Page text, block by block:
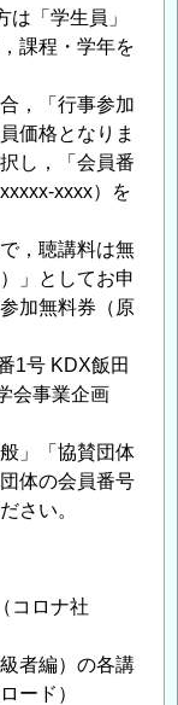
「学生員」
課程・学年を
，「行事参加
価格となりま
し，「会員番
xxxx）を
，聴講料は無
」としてお申
加無料券（原
1号 KDX飯田
会事業企画
」「協賛団体
体の会員番号
さい。
コロナ社
者編）の各講
ード）